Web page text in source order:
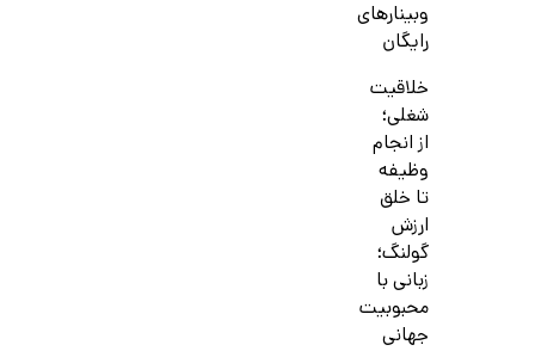
وبینارهای
رایگان
خلاقیت
شغلی؛
از انجام
وظیفه
تا خلق
ارزش
گولنگ؛
زبانی با
محبوبیت
جهانی